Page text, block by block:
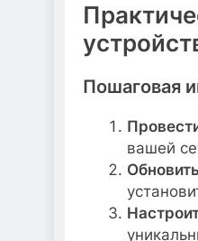
Пошаговая
вашей